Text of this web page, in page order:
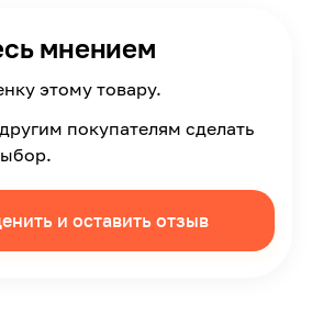
мнением
этому товару.
покупателям сделать
и оставить отзыв